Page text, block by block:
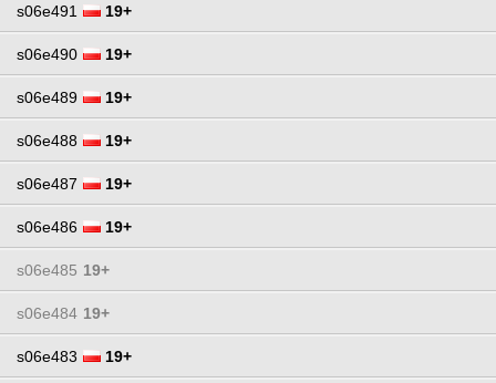
s06e491 19+
s06e490 19+
s06e489 19+
s06e488 19+
s06e487 19+
s06e486 19+
s06e485 19+
s06e484 19+
s06e483 19+